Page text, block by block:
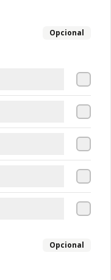
Opcional
Opcional